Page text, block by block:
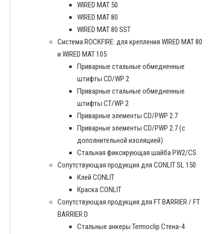
WIRED MAT 50
WIRED MAT 80
WIRED MAT 80 SST
Система ROCKFIRE: для крепления WIRED MAT 80
и WIRED MAT 105
Приварные стальные обмедненные
штифты CD/WP 2
Приварные стальные обмедненные
штифты CT/WP 2
Приварные элементы CD/PWP 2.7
Приварные элементы CD/PWP 2.7 (с
дополнительной изоляцией)
Стальная фиксирующая шайба PW2/CS
Сопутствующая продукция для CONLIT SL 150
Клей CONLIT
Краска CONLIT
Сопутствующая продукция для FT BARRIER / FT
BARRIER D
Cтальные анкеры Termoclip Стена-4